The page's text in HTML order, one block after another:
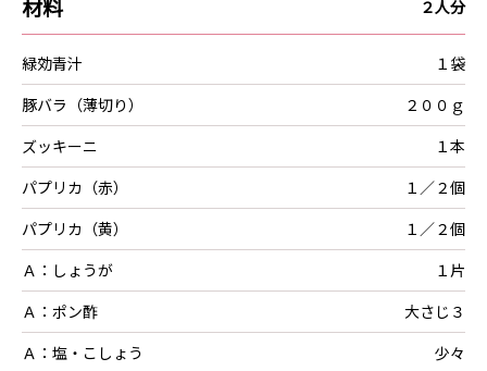
材料 ２人分
緑効青汁
１袋
豚バラ（薄切り）
２００ｇ
ズッキーニ
１本
パプリカ（赤）
１／２個
パプリカ（黄）
１／２個
Ａ：しょうが
１片
Ａ：ポン酢
大さじ３
Ａ：塩・こしょう
少々